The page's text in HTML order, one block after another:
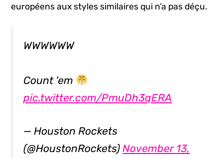
européens aux styles similaires qui n’a pas déçu.
WWWWWW
Count 'em
pic.twitter.com/PmuDh3qERA
— Houston Rockets
(@HoustonRockets)November 13,